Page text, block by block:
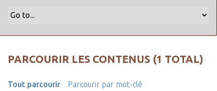
PARCOURIR LES CONTENUS (1 TOTAL)
Tout parcourir
Parcourir par mot-clé